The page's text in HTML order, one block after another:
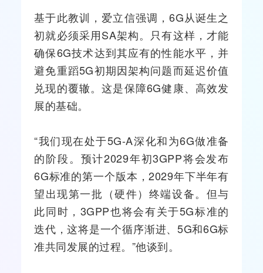
基于此教训，爱立信强调，6G从诞生之
初就必须采用SA架构。只有这样，才能
确保6G技术达到其应有的性能水平，并
避免重蹈5G初期因架构问题而延迟价值
兑现的覆辙。这是保障6G健康、高效发
展的基础。
“我们现在处于5G-A深化和为6G做准备
的阶段。预计2029年初3GPP将会发布
6G标准的第一个版本，2029年下半年有
望出现第一批（硬件）终端设备。但与
此同时，3GPP也将会有关于5G标准的
迭代，这将是一个循序渐进、5G和6G标
准共同发展的过程。”他谈到。